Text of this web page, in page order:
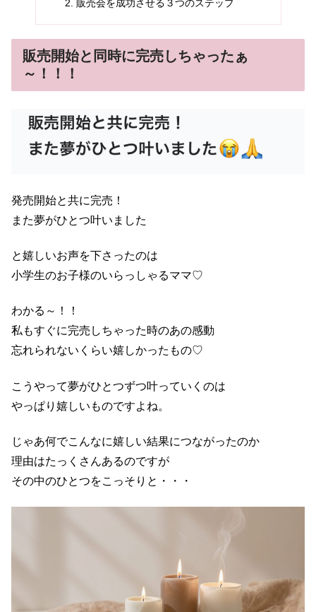
販売会を成功させる３つのステップ
販売開始と同時に完売しちゃったぁ
～！！！
発売開始と共に完売！
また夢がひとつ叶いました
と嬉しいお声を下さったのは
小学生のお子様のいらっしゃるママ♡
わかる～！！
私もすぐに完売しちゃった時のあの感動
忘れられないくらい嬉しかったもの♡
こうやって夢がひとつずつ叶っていくのは
やっぱり嬉しいものですよね。
じゃあ何でこんなに嬉しい結果につながったのか
理由はたっくさんあるのですが
その中のひとつをこっそりと・・・